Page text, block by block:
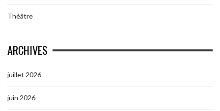
Théâtre
ARCHIVES
juillet 2026
juin 2026